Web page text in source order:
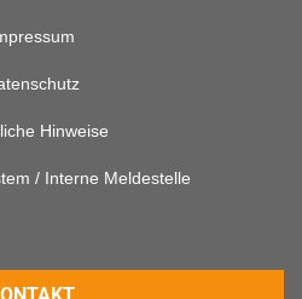
Hinweise
/ Interne Meldestelle